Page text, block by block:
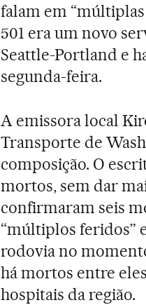
falam em
501 era um novo
Seattle-Portland e
segunda-feira.
A emissora local
Transporte de
composição. O
mortos, sem dar
confirmaram seis
“múltiplos feridos”
rodovia no
há mortos entre
hospitais da região.